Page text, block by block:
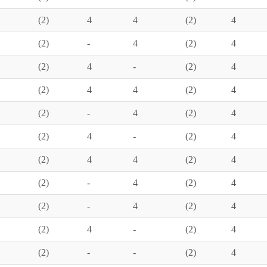
(2) 4 4 (2) 4
(2) - 4 (2) 4
(2) 4 - (2) 4
(2) 4 4 (2) 4
(2) - 4 (2) 4
(2) 4 - (2) 4
(2) 4 4 (2) 4
(2) - 4 (2) 4
(2) - 4 (2) 4
(2) 4 - (2) 4
(2) - - (2) 4